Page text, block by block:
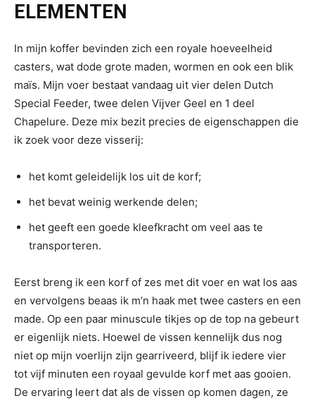
ELEMENTEN
In mijn koffer bevinden zich een royale hoeveelheid
casters, wat dode grote maden, wormen en ook een blik
maïs. Mijn voer bestaat vandaag uit vier delen Dutch
Special Feeder, twee delen Vijver Geel en 1 deel
Chapelure. Deze mix bezit precies de eigenschappen die
ik zoek voor deze visserij:
het komt geleidelijk los uit de korf;
het bevat weinig werkende delen;
het geeft een goede kleefkracht om veel aas te
transporteren.
Eerst breng ik een korf of zes met dit voer en wat los aas
en vervolgens beaas ik m’n haak met twee casters en een
made. Op een paar minuscule tikjes op de top na gebeurt
er eigenlijk niets. Hoewel de vissen kennelijk dus nog
niet op mijn voerlijn zijn gearriveerd, blijf ik iedere vier
tot vijf minuten een royaal gevulde korf met aas gooien.
De ervaring leert dat als de vissen op komen dagen, ze